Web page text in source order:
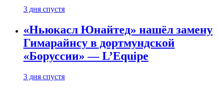
3 дня спустя
«Ньюкасл Юнайтед» нашёл замену
Гимарайнсу в дортмундской
«Боруссии» — L’Equipe
3 дня спустя